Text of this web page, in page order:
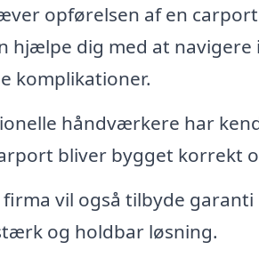
opførelsen af en
hjælpe dig med at navigere
komplikationer.
håndværkere har
bliver bygget korrekt
vil også tilbyde garanti
og holdbar løsning.